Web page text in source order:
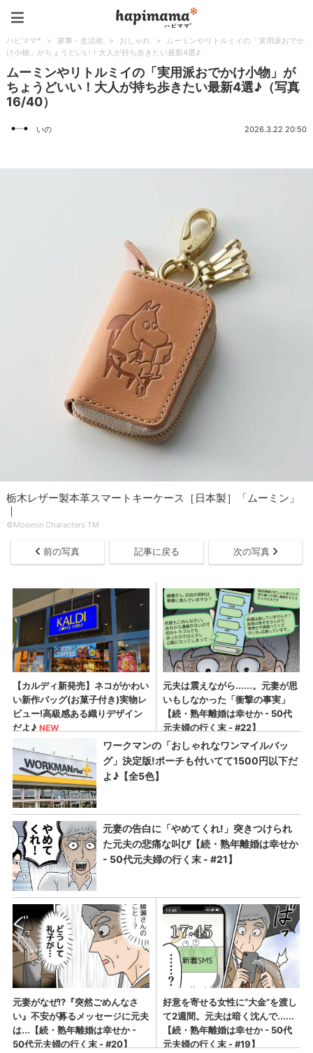
ハピママ* > 家事・生活術 > おしゃれ >
ムーミンやリトルミイの「実用派おでか
け小物」がちょうどいい！大人が持ち歩きたい最新4選♪
ムーミンやリトルミイの「実用派おでかけ小物」が
ちょうどいい！大人が持ち歩きたい最新4選♪（写真
16/40）
いの 2026.3.22 20:50
栃木レザー製本革スマートキーケース［日本製］「ムーミン」
｜
©Moomin Characters TM
前の写真 記事に戻る 次の写真